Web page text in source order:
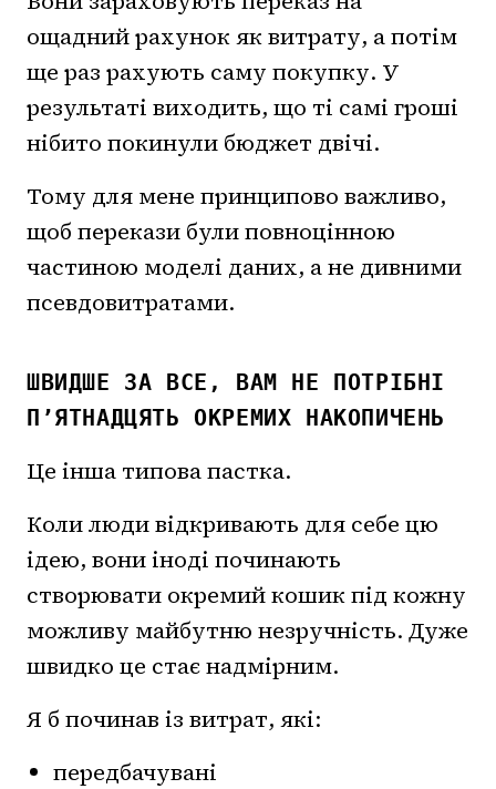
ощадний рахунок як витрату, а потім
ще раз рахують саму покупку. У
результаті виходить, що ті самі гроші
нібито покинули бюджет двічі.
Тому для мене принципово важливо,
щоб перекази були повноцінною
частиною моделі даних, а не дивними
псевдовитратами.
ШВИДШЕ ЗА ВСЕ, ВАМ НЕ ПОТРІБНІ
П’ЯТНАДЦЯТЬ ОКРЕМИХ НАКОПИЧЕНЬ
Це інша типова пастка.
Коли люди відкривають для себе цю
ідею, вони іноді починають
створювати окремий кошик під кожну
можливу майбутню незручність. Дуже
швидко це стає надмірним.
Я б починав із витрат, які:
передбачувані